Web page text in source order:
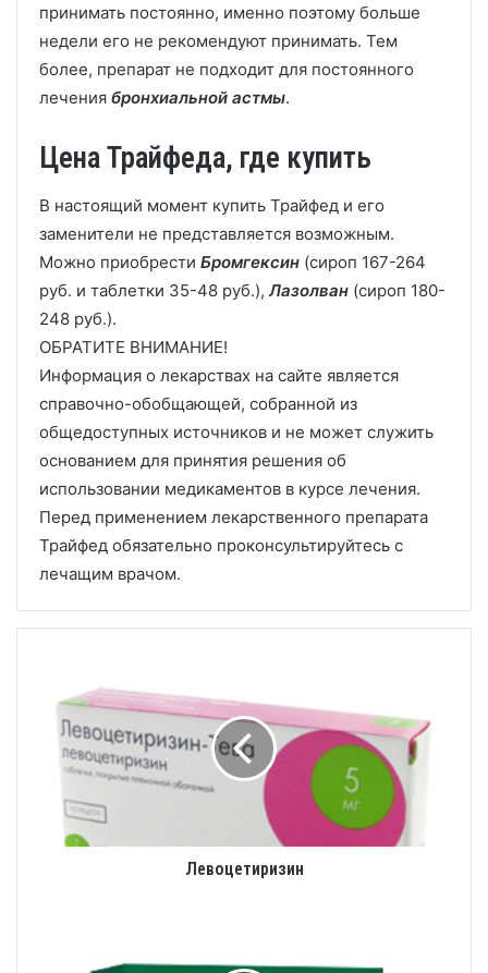
принимать постоянно, именно поэтому больше
недели его не рекомендуют принимать. Тем
более, препарат не подходит для постоянного
лечения бронхиальной астмы.
Цена Трайфеда, где купить
В настоящий момент купить Трайфед и его
заменители не представляется возможным.
Можно приобрести Бромгексин (сироп 167-264
руб. и таблетки 35-48 руб.),Лазолван (сироп 180-
248 руб.).
ОБРАТИТЕ ВНИМАНИЕ!
Информация о лекарствах на сайте является
справочно-обобщающей, собранной из
общедоступных источников и не может служить
основанием для принятия решения об
использовании медикаментов в курсе лечения.
Перед применением лекарственного препарата
Трайфед обязательно проконсультируйтесь с
лечащим врачом.
Левоцетиризин